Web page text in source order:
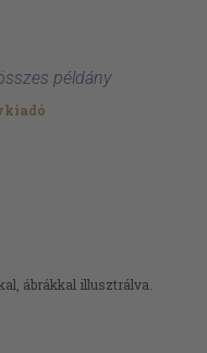
példány
ábrákkal illusztrálva.